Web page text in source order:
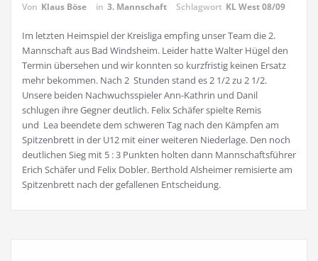
Von Klaus Böse in 3. Mannschaft Schlagwort KL West 08/09
Im letzten Heimspiel der Kreisliga empfing unser Team die 2.
Mannschaft aus Bad Windsheim. Leider hatte Walter Hügel den
Termin übersehen und wir konnten so kurzfristig keinen Ersatz
mehr bekommen. Nach 2 Stunden stand es 2 1/2 zu 2 1/2.
Unsere beiden Nachwuchsspieler Ann-Kathrin und Danil
schlugen ihre Gegner deutlich. Felix Schäfer spielte Remis
und Lea beendete dem schweren Tag nach den Kämpfen am
Spitzenbrett in der U12 mit einer weiteren Niederlage. Den noch
deutlichen Sieg mit 5 : 3 Punkten holten dann Mannschaftsführer
Erich Schäfer und Felix Dobler. Berthold Alsheimer remisierte am
Spitzenbrett nach der gefallenen Entscheidung.